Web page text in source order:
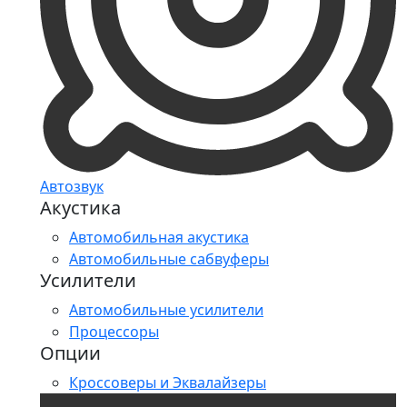
Автозвук
Акустика
Автомобильная акустика
Автомобильные сабвуферы
Усилители
Автомобильные усилители
Процессоры
Опции
Кроссоверы и Эквалайзеры